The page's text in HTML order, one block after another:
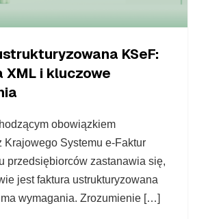
KSeF:
XML i kluczowe
obowiązkiem
Krajowego Systemu e-Faktur
przedsiębiorców zastanawia się,
jest faktura ustrukturyzowana
wymagania. Zrozumienie […]